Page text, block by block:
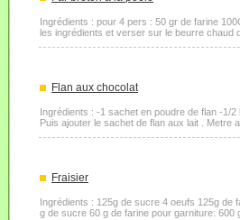
Ingrédients : pour 4 pers : 50 gr de farine
les ingrédients et verser sur le beurre chaud
Flan aux chocolat
Ingrédients : -1 sachet en poudre de flan -1/
Puis ajouter le sachet de flan aux lait . Metre
Fraisier
Ingrédients : 125g de sucre 4 oeufs 125g
g de sucre 60 g de farine pour garniture: